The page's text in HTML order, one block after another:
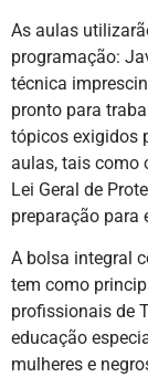
As aulas
programação:
técnica
pronto para
tópicos exigidos
aulas, tais como
Lei Geral de
preparação para
A bolsa integral
tem como
profissionais de
educação
mulheres e